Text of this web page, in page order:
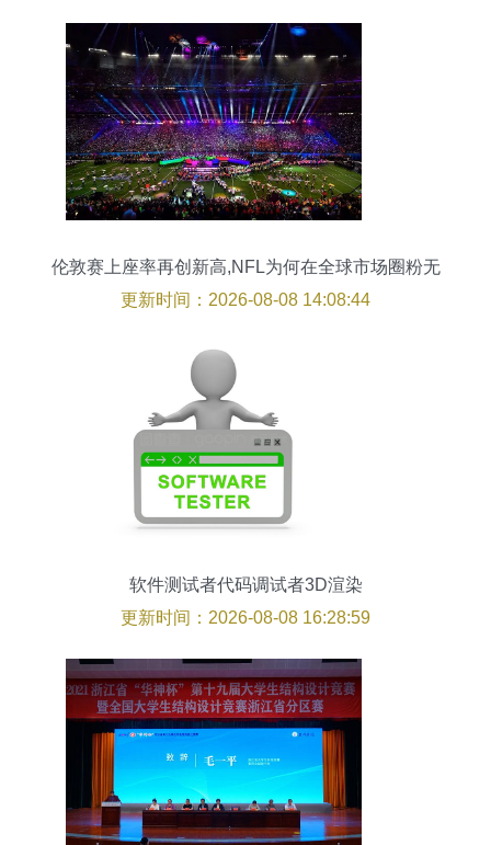
伦敦赛上座率再创新高,NFL为何在全球市场圈粉无
数?
更新时间：2026-08-08 14:08:44
软件测试者代码调试者3D渲染
更新时间：2026-08-08 16:28:59